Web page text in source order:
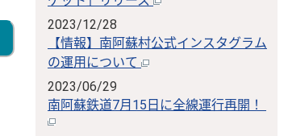
2023/12/28
【情報】南阿蘇村公式インスタグラム
の運用について
2023/06/29
南阿蘇鉄道7月15日に全線運行再開！